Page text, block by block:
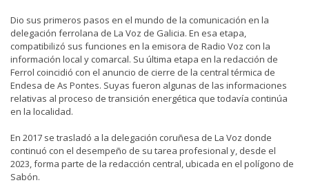
Dio sus primeros pasos en el mundo de la comunicación en la
delegación ferrolana de La Voz de Galicia. En esa etapa,
compatibilizó sus funciones en la emisora de Radio Voz con la
información local y comarcal. Su última etapa en la redacción de
Ferrol coincidió con el anuncio de cierre de la central térmica de
Endesa de As Pontes. Suyas fueron algunas de las informaciones
relativas al proceso de transición energética que todavía continúa
en la localidad.
En 2017 se trasladó a la delegación coruñesa de La Voz donde
continuó con el desempeño de su tarea profesional y, desde el
2023, forma parte de la redacción central, ubicada en el polígono de
Sabón.